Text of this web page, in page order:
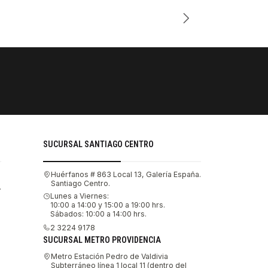
SUCURSAL SANTIAGO CENTRO
Huérfanos # 863 Local 13, Galería España.
Santiago Centro.
Lunes a Viernes:
10:00 a 14:00 y 15:00 a 19:00 hrs.
Sábados: 10:00 a 14:00 hrs.
2 3224 9178
SUCURSAL METRO PROVIDENCIA
Metro Estación Pedro de Valdivia
Subterráneo línea 1 local 11 (dentro del